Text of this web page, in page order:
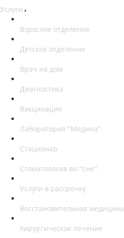
Услуги
Взрослое отделение
Детское отделение
Врач на дом
Диагностика
Вакцинация
Лаборатория "Медина"
Стационар
Стоматология во "сне".
Услуги в рассрочку
Восстановительная медицина
Хирургическое лечение